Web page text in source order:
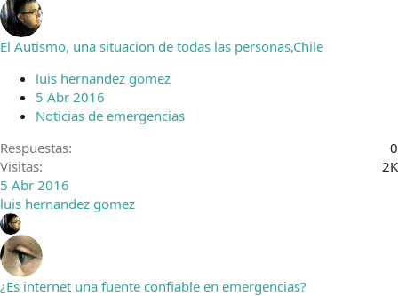
El Autismo, una situacion de todas las personas,Chile
luis hernandez gomez
5 Abr 2016
Noticias de emergencias
Respuestas
0
Visitas
2K
5 Abr 2016
luis hernandez gomez
¿Es internet una fuente confiable en emergencias?